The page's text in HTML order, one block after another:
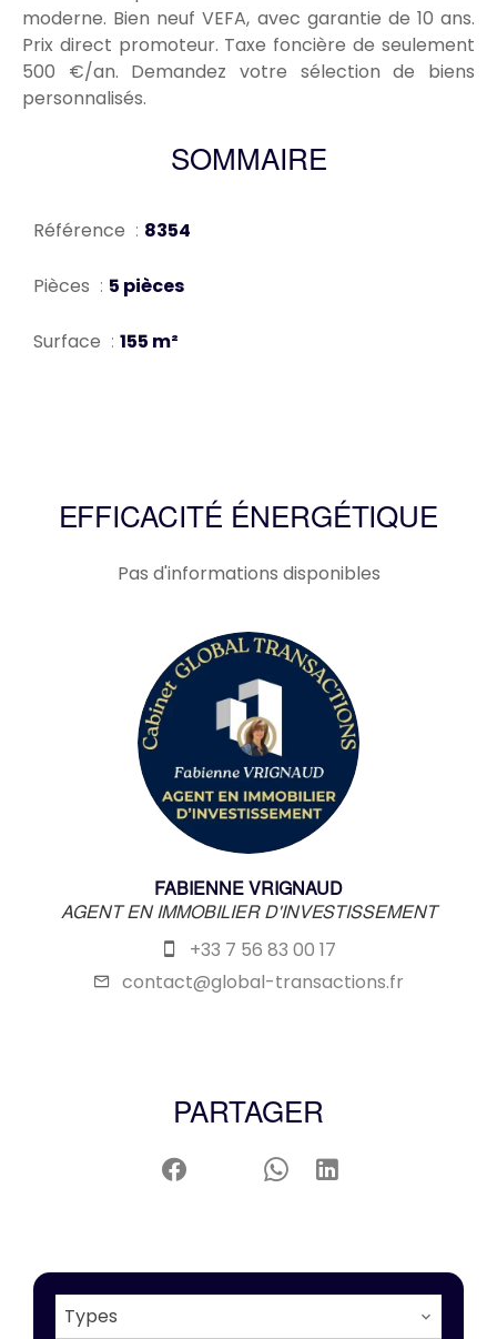
moderne. Bien neuf VEFA, avec garantie de 10 ans.
Prix direct promoteur. Taxe foncière de seulement
500 €/an. Demandez votre sélection de biens
personnalisés.
SOMMAIRE
Référence 8354
Pièces 5 pièces
Surface 155 m²
EFFICACITÉ ÉNERGÉTIQUE
Pas d'informations disponibles
FABIENNE VRIGNAUD
AGENT EN IMMOBILIER D'INVESTISSEMENT
+33 7 56 83 00 17
contact@global-transactions.fr
PARTAGER
Types